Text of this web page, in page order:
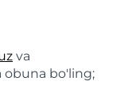
va
obuna bo'ling;